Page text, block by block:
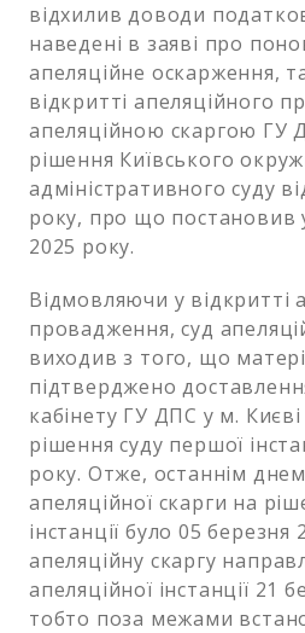
відхилив доводи
наведені в заяві про
апеляційне оскарження,
відкритті апеляційного
апеляційною скаргою ГУ
рішення Київського
адміністративного суду
року, про що постановив
2025 року.
Відмовляючи у відкритті
провадження, суд
виходив з того, що
підтверджено
кабінету ГУ ДПС у м.
рішення суду першої
року. Отже, останнім
апеляційної скарги на
інстанції було 05
апеляційну скаргу
апеляційної інстанції 21
тобто поза межами